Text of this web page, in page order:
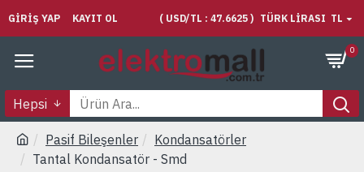
GIRIŞ YAP KAYIT OL ( USD/TL : 47.6625 ) TÜRK LIRASI TL
0
Hepsi
Pasif Bileşenler
Kondansatörler
Tantal Kondansatör - Smd